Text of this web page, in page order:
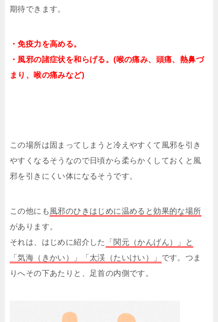
期待できます。
・免疫力を高める。
・風邪の諸症状を和らげる。(喉の痛み、頭痛、熱鼻づ
まり、喉の痛みなど)
この場所は固まってしまうと冷えやすくて風邪を引き
やすくなるそうなので日頃から柔らかくしておくと風
邪を引きにくい体になるそうです。
この他にも 風邪のひきはじめに温めると効果的な場所
があります。
それは、はじめに紹介した
「関元（かんげん）」と
「気海（きかい）」「太渓（たいけい）」 です。つま
りへその下あたりと、足首の内側です。